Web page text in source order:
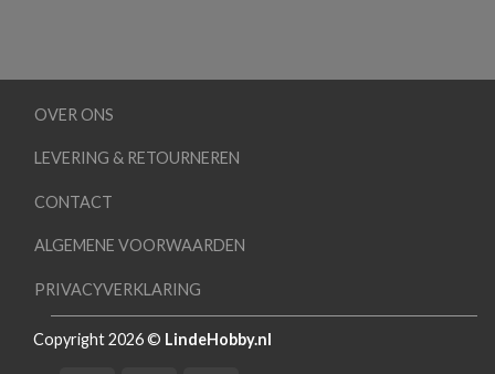
OVER ONS
LEVERING & RETOURNEREN
CONTACT
ALGEMENE VOORWAARDEN
PRIVACYVERKLARING
Copyright 2026 © LindeHobby.nl